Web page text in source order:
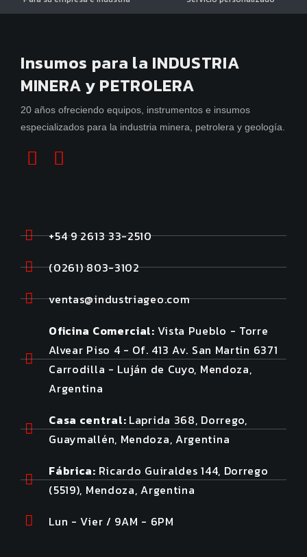
Insumos para la INDUSTRIA
MINERA y PETROLERA
20 años ofreciendo equipos, instrumentos e insumos
especializados para la industria minera, petrolera y geología.
+54 9 2613 33-2510
(0261) 803-3102
ventas@industriageo.com
Oficina Comercial: Vista Pueblo - Torre
Alvear Piso 4 - Of. 413 Av. San Martin 6371
Carrodilla - Luján de Cuyo, Mendoza,
Argentina
Casa central: Laprida 368, Dorrego,
Guaymallén, Mendoza, Argentina
Fábrica: Ricardo Guiraldes 144, Dorrego
(5519), Mendoza, Argentina
Lun - Vier / 9AM - 6PM